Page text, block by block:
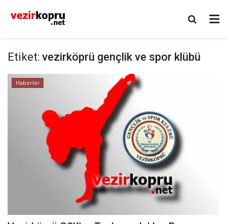
Etiket: vezirköprü gençlik ve spor klübü
Haberler